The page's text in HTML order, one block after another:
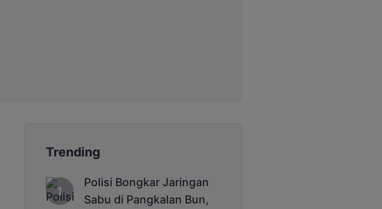
Trending
Polisi Bongkar Jaringan
Sabu di Pangkalan Bun,